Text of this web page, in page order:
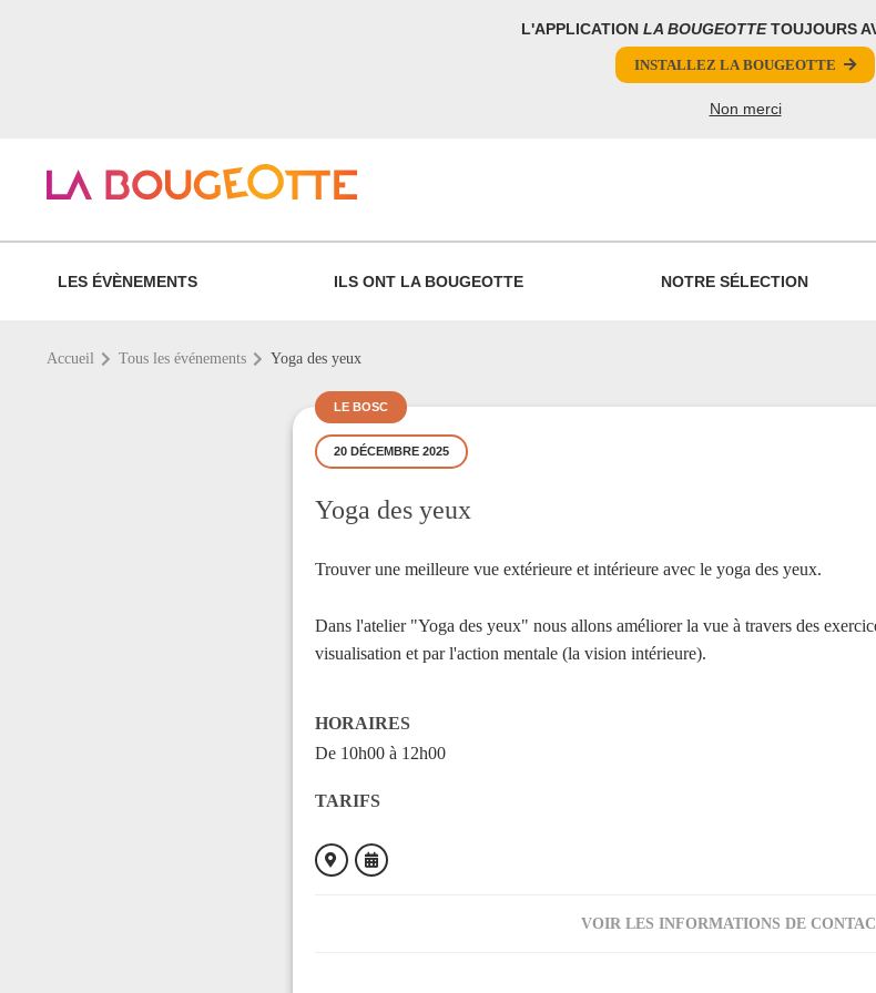
L'APPLICATION LA BOUGEOTTETOUJOURS
INSTALLEZ LA BOUGEOTTE
Non merci
LES ÉVÈNEMENTS ILS ONT LA BOUGEOTTE NOTRE SÉLECTION
Accueil Tous les événements Yoga des yeux
LE BOSC
20 DÉCEMBRE 2025
Yoga des yeux
Trouver une meilleure vue extérieure et intérieure avec le yoga des yeux.
Dans l'atelier "Yoga des yeux" nous allons améliorer la vue à travers des
visualisation et par l'action mentale (la vision intérieure).
HORAIRES
De 10h00 à 12h00
TARIFS
VOIR LES INFORMATIONS DE
PARTAGER